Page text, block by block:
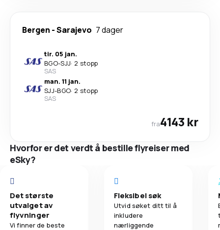
Bergen -Sarajevo 7 dager
tir. 05 jan.
BGO-SJJ· 2 stopp
SAS
man. 11 jan.
SJJ-BGO· 2 stopp
SAS
fra4143 kr
Hvorfor er det verdt å bestille flyreiser med
eSky?
Det største
utvalget av
flyvninger
Vi finner de beste
Fleksibel søk
Utvid søket ditt til å
inkludere
nærliggende